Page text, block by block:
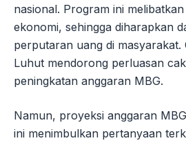
nasional. Program ini
ekonomi, sehingga diharapkan
perputaran uang di masyarakat.
Luhut mendorong perluasan
peningkatan anggaran MBG.
Namun, proyeksi anggaran
ini menimbulkan pertanyaan